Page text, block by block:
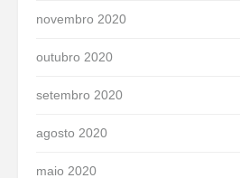
novembro 2020
outubro 2020
setembro 2020
agosto 2020
maio 2020